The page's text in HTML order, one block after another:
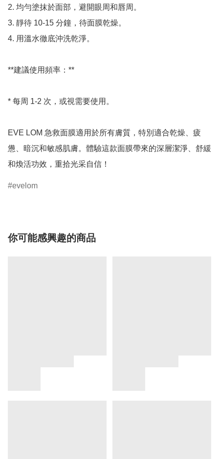
2. 均勻塗抹於面部，避開眼周和唇周。
3. 靜待 10-15 分鐘，待面膜乾燥。
4. 用溫水徹底沖洗乾淨。
**建議使用頻率：**
* 每周 1-2 次，或視需要使用。
EVE LOM 急救面膜適用於所有膚質，特別適合乾燥、疲
憊、暗沉和敏感肌膚。體驗這款面膜帶來的深層潔淨、舒緩
evelom
你可能感興趣的商品